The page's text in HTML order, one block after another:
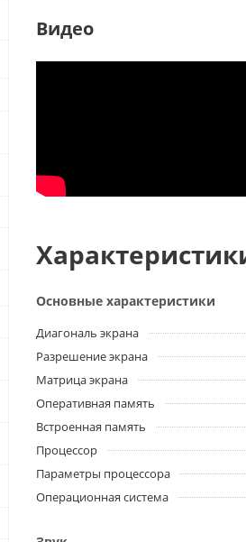
Видео
Основные характеристики
Диагональ экрана
Разрешение экрана
Матрица экрана
Оперативная память
Встроенная память
Процессор
Параметры процессора
Операционная система